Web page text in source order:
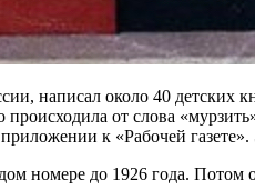
написал около 40
от слова
к «Рабочей
номере до 1926 года.